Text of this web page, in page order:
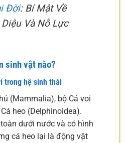
Đời: Bí Mật Về
Và Nỗ Lực
sinh vật nào?
trong hệ sinh thái
(Mammalia), bộ Cá voi
heo (Delphinoidea).
dưới nước và có hình
cá heo lại là động vật